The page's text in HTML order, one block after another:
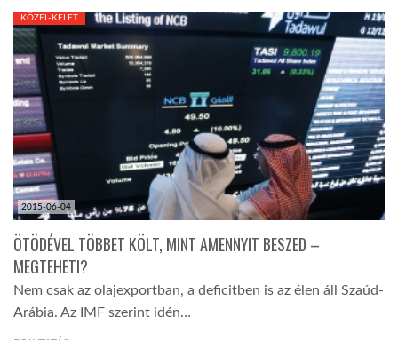
2015-06-04
KÖZEL-KELET
ÖTÖDÉVEL TÖBBET KÖLT, MINT AMENNYIT BESZED –
MEGTEHETI?
Nem csak az olajexportban, a deficitben is az élen áll Szaúd-
Arábia. Az IMF szerint idén…